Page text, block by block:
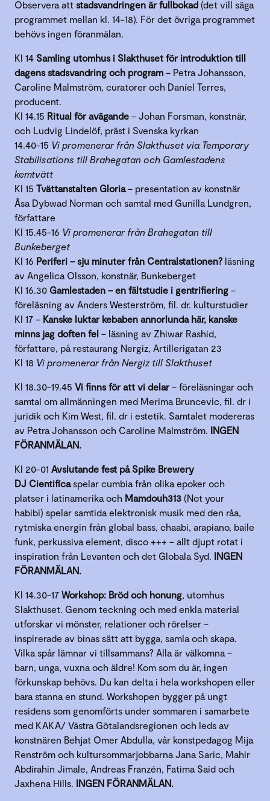
Observera att stadsvandringen är fullbokad (det vill säga
programmet mellan kl. 14-18). För det övriga programmet
behövs ingen föranmälan.
Kl 14 Samling utomhus i Slakthuset för introduktion till
dagens stadsvandring och program – Petra Johansson,
Caroline Malmström, curatorer och Daníel Terres,
producent.
Kl 14.15 Ritual för avägande – Johan Forsman, konstnär,
och Ludvig Lindelöf, präst i Svenska kyrkan
14.40-15 Vi promenerar från Slakthuset via Temporary
Stabilisations till Brahegatan och Gamlestadens
kemtvätt
Kl 15 Tvättanstalten Gloria– presentation av konstnär
Åsa Dybwad Norman och samtal med Gunilla Lundgren,
författare
Kl 15.45-16 Vi promenerar från Brahegatan till
Bunkeberget
Kl 16 Periferi – sju minuter från Centralstationen? läsning
av Angelica Olsson, konstnär, Bunkeberget
Kl 16.30 Gamlestaden – en fältstudie i gentrifiering –
föreläsning av Anders Westerström, fil. dr. kulturstudier
Kl 17 – Kanske luktar kebaben annorlunda här, kanske
minns jag doften fel – läsning av Zhiwar Rashid,
författare, på restaurang Nergiz, Artillerigatan 23
Kl 18 Vi promenerar från Nergiz till Slakthuset
Kl 18.30-19.45 Vi finns för att vi delar – föreläsningar och
samtal om allmänningen med Merima Bruncevic, fil. dr i
juridik och Kim West, fil. dr i estetik. Samtalet modereras
av Petra Johansson och Caroline Malmström. INGEN
FÖRANMÄLAN.
Kl 20-01 Avslutande fest på Spike Brewery
DJ Cientifícaspelar cumbia från olika epoker och
platser i latinamerika och Mamdouh313 (Not your
habibi) spelar samtida elektronisk musik med den råa,
rytmiska energin från global bass, chaabi, arapiano, baile
funk, perkussiva element, disco +++ – allt djupt rotat i
inspiration från Levanten och det Globala Syd. INGEN
FÖRANMÄLAN.
Kl 14.30-17 Workshop: Bröd och honung, utomhus
Slakthuset. Genom teckning och med enkla material
utforskar vi mönster, relationer och rörelser –
inspirerade av binas sätt att bygga, samla och skapa.
Vilka spår lämnar vi tillsammans? Alla är välkomna –
barn, unga, vuxna och äldre! Kom som du är, ingen
förkunskap behövs. Du kan delta i hela workshopen eller
bara stanna en stund. Workshopen bygger på ungt
residens som genomförts under sommaren i samarbete
med KAKA/ Västra Götalandsregionen och leds av
konstnären Behjat Omer Abdulla, vår konstpedagog Mija
Renström och kultursommarjobbarna Jana Saric, Mahir
Abdirahin Jimale, Andreas Franzén, Fatima Said och
Jaxhena Hills. INGEN FÖRANMÄLAN.